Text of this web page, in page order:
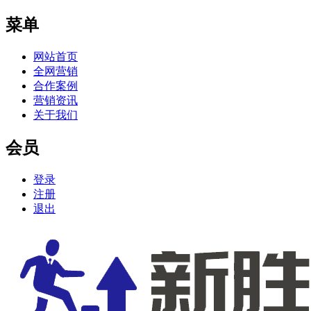
菜单
网站首页
全网营销
合作案例
营销资讯
关于我们
会员
登录
注册
退出